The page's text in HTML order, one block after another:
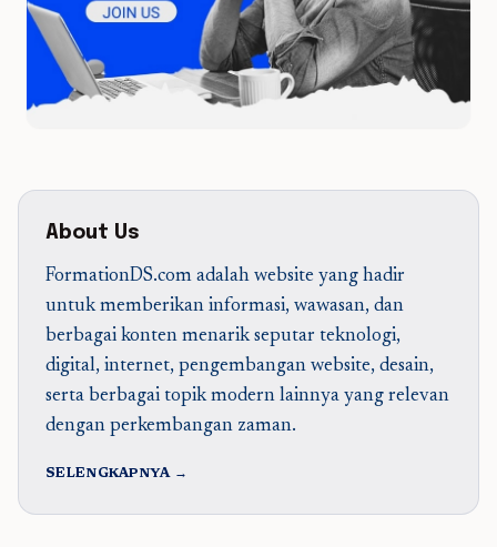
About Us
FormationDS.com adalah website yang hadir
untuk memberikan informasi, wawasan, dan
berbagai konten menarik seputar teknologi,
digital, internet, pengembangan website, desain,
serta berbagai topik modern lainnya yang relevan
dengan perkembangan zaman.
SELENGKAPNYA →